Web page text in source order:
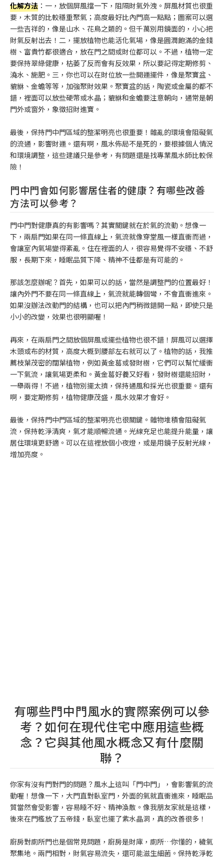
化解方法 ：一，放個屏風擋一下，阻隔財氣外洩。屏風材質也很重
要，木質的比較穩重聚氣；高度最好比內門高一點點；圖案可以選
一些吉祥的，像是山水、花鳥之類的。但千萬別用鏡面的，小心把
財氣反射出去！二，擺放植物也能活化氣場，像是圓潤飽滿的金錢
樹、富貴竹都很適合，放在門之間或財位都可以。不過，植物一定
要保持翠綠健康，枯萎了反而會有反效果，所以要記得定期修剪、
澆水、施肥。三，你也可以在財位放一些開運擺件，像是聚寶盆、
貔貅、金蟾等等，加強聚財效果。聚寶盆的話，陶瓷或金屬的都不
錯，裡面可以放些硬幣或水晶；貔貅和金蟾要注意朝向，通常是朝
門外或窗外，象徵招財進寶。
最後，保持門中門區域的整潔明亮也很重要！雜亂的環境會阻礙氣
的流通，影響財運。還有啊，風水佈局不是死的，要根據個人情況
和環境調整，這些建議只是參考，有問題還是找專業風水師比較保
險！
門中門會如何影響居住者的健康？有哪些改善
方法可以參考？
門中門對健康真的有影響嗎？其實關鍵就在於氣的流動。想像一
下，兩扇門如果在同一條直線上，氣流就像穿堂風一樣直衝而過，
會讓室內氣場變得紊亂。住在裡面的人，很容易覺得不安穩、不舒
服，長期下來，睡眠品質下降、精神不佳都是有可能的。
那該怎麼辦呢？首先，如果可以的話，當然是調整門的位置最好！
讓內外門不要在同一條直線上，氣流就能轉個彎，不會直衝進來。
如果沒辦法改動門的結構，也可以把內門稍微錯開一點，即使只是
小小的改變，效果也很明顯喔！
再來，在兩扇門之間放個屏風或擺些植物也很不錯！屏風可以選擇
木頭或布的材質，高度大概到腰部左右就可以了。植物的話，我推
薦枝葉茂密的闊葉植物，例如黃金葛或發財樹，它們可以幫忙緩衝
一下氣流，讓氣場更柔和。黃金葛好養又好看，發財樹還能招財，
一舉兩得！不過，植物別擺太擠，保持通風和採光也很重要。還有
啊，要定期修剪，植物健康茂盛，風水效果才會好。
最後，保持門中門區域的整潔明亮也很關鍵。雜物堆積會阻礙氣
流，保持乾淨清爽，氣才能順暢流通。光線充足也能提升能量，讓
居住環境更舒適。可以在這裡放個小夜燈，或是用鏡子反射光線，
增加亮度。
有哪些門中門風水的實際案例可以參
考？如何在現代住宅中應用這些概
念？它與其他風水概念又有什麼關
聯？
你家有沒有門對門的問題？風水上這叫「門中門」，會影響氣的流
動喔！想像一下，大門直對臥室門，外面的氣就直衝進來，睡眠品
質當然會受影響，容易睡不好、精神渙散。像我朋友家就是這樣，
後來在門檻放了五帝錢，臥室也擺了紫水晶洞，真的改善很多！
廚房對廁所門也是個常見問題，廚房是財庫，廁所…你懂的，穢氣
聚集地。兩門相對，財氣容易流失，還可能滋生細菌。保持乾淨乾